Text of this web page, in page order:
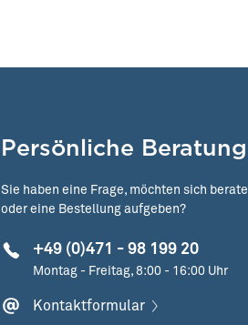
Persönliche Beratung
Sie haben eine Frage, möchten sich
oder eine Bestellung aufgeben?
+49 (0)471 - 98 199 20
Montag - Freitag, 8:00 - 16:00 Uhr
Kontaktformular